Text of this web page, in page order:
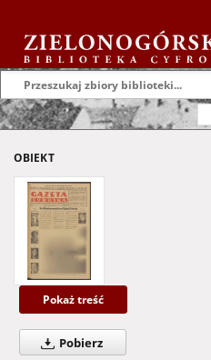
OBIEKT
Pokaż treść
Pobierz